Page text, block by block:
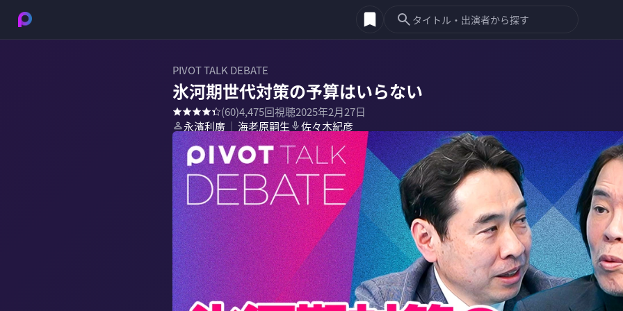
PIVOT TALK DEBATE
氷河期世代対策の予算はいらない
(60)4,475回視聴2025年2月27日
永濱利廣 ｜ 海老原嗣生 佐々木紀彦